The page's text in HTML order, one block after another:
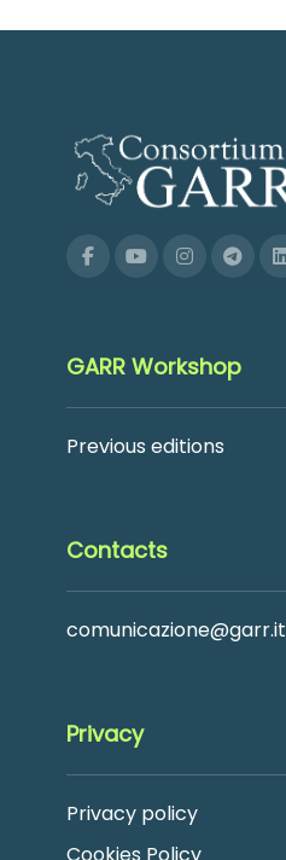
GARR Workshop
Previous editions
Contacts
comunicazione@garr.it
Privacy
Privacy policy
Cookies Policy